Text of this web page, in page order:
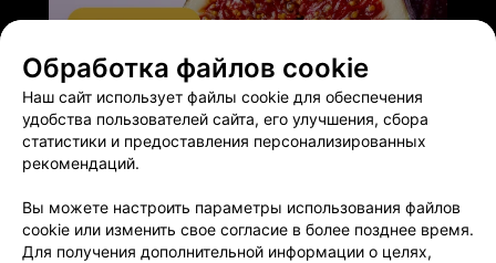
ЭФФЕКТИВНАЯ РЕКЛАМА НА САЙТЕ
Добавить компанию
Обработка файлов cookie
Наш сайт использует файлы cookie для обеспечения
удобства пользователей сайта, его улучшения, сбора
статистики и предоставления персонализированных
рекомендаций.
Вы можете настроить параметры использования файлов
cookie или изменить свое согласие в более позднее время.
Для получения дополнительной информации о целях,